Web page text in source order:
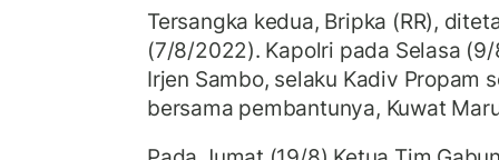
Tersangka kedua, Bripka (RR),
(7/8/2022). Kapolri pada Selasa
Irjen Sambo, selaku Kadiv Propam
bersama pembantunya, Kuwat